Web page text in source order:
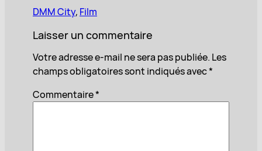
DMM City, Film
Laisser un commentaire
Votre adresse e-mail ne sera pas publiée. Les
champs obligatoires sont indiqués avec*
Commentaire*